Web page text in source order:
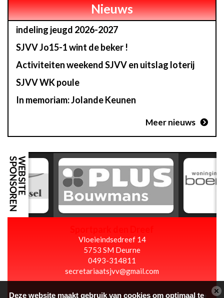
Nieuws
indeling jeugd 2026-2027
SJVV Jo15-1 wint de beker !
Activiteiten weekend SJVV en uitslag loterij
SJVV WK poule
In memoriam: Jolande Keunen
Meer nieuws
Vloeieindsedreef 14
5753 SM Deurne
0493-314811
secretariaatsjvv@gmail.com
Deze website maakt gebruik van cookies om optimaal te